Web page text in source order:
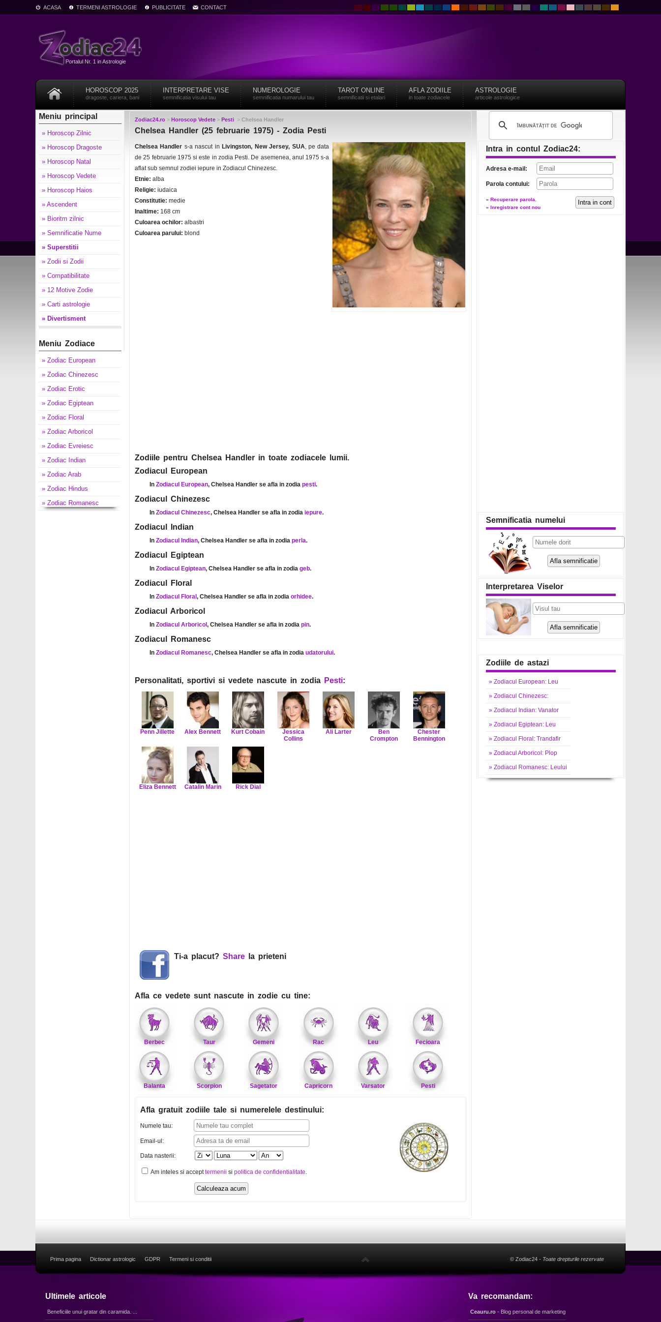
ACASA TERMENI ASTROLOGIE PUBLICITATE CONTACT
Portalul Nr. 1 in Astrologie
HOROSCOP 2025
dragoste, cariera, bani
INTERPRETARE VISE
semnificatia visului tau
NUMEROLOGIE
semnificatia numarului tau
TAROT ONLINE
semnificatii si etalari
AFLA ZODIILE
in toate zodiacele
ASTROLOGIE
articole astrologice
Meniu principal
» Horoscop Zilnic
» Horoscop Dragoste
» Horoscop Natal
» Horoscop Vedete
» Horoscop Haios
» Ascendent
» Bioritm zilnic
» Semnificatie Nume
» Superstitii
» Zodii si Zodii
» Compatibilitate
» 12 Motive Zodie
» Carti astrologie
» Divertisment
Meniu Zodiace
» Zodiac European
» Zodiac Chinezesc
» Zodiac Erotic
» Zodiac Egiptean
» Zodiac Floral
» Zodiac Arboricol
» Zodiac Evreiesc
» Zodiac Indian
» Zodiac Arab
» Zodiac Hindus
» Zodiac Romanesc
Zodiac24.ro > Horoscop Vedete > Pesti > Chelsea Handler
Chelsea Handler (25 februarie 1975) - Zodia Pesti
Chelsea Handler s-a nascut in Livingston, New Jersey, SUA, pe data
de 25 februarie 1975 si este in zodia Pesti. De asemenea, anul 1975 s-a
aflat sub semnul zodiei iepure in Zodiacul Chinezesc.
Etnie: alba
Religie: iudaica
Constitutie: medie
Inaltime: 168 cm
Culoarea ochilor: albastri
Culoarea parului: blond
Zodiile pentru Chelsea Handler in toate zodiacele lumii.
Zodiacul European
In Zodiacul European, Chelsea Handler se afla in zodia pesti.
Zodiacul Chinezesc
In Zodiacul Chinezesc, Chelsea Handler se afla in zodia iepure.
Zodiacul Indian
In Zodiacul Indian, Chelsea Handler se afla in zodia perla.
Zodiacul Egiptean
In Zodiacul Egiptean, Chelsea Handler se afla in zodia geb.
Zodiacul Floral
In Zodiacul Floral , Chelsea Handler se afla in zodia orhidee.
Zodiacul Arboricol
In Zodiacul Arboricol , Chelsea Handler se afla in zodia pin.
Zodiacul Romanesc
In Zodiacul Romanesc, Chelsea Handler se afla in zodia udatorului.
Personalitati, sportivi si vedete nascute in zodia Pesti:
Penn Jillette Alex Bennett Kurt Cobain
Jessica
Collins
Ali Larter
Ben
Crompton
Chester
Bennington
Eliza Bennett Catalin Marin Rick Dial
Ti-a placut? Share la prieteni
Afla ce vedete sunt nascute in zodie cu tine:
Berbec Taur Gemeni Rac Leu Fecioara
Balanta Scorpion Sagetator Capricorn Varsator Pesti
Afla gratuit zodiile tale si numerelele destinului:
Numele tau:
Email-ul:
Data nasterii:
Am inteles si accepttermenii si politica de confidentialitate.
Intra in contul Zodiac24:
Adresa e-mail:
Parola contului:
» Recuperare parola.
» Inregistrare cont nou
Semnificatia numelui
Interpretarea Viselor
Zodiile de astazi
» Zodiacul European: Leu
» Zodiacul Chinezesc:
» Zodiacul Indian: Vanator
» Zodiacul Egiptean: Leu
» Zodiacul Floral: Trandafir
» Zodiacul Arboricol: Plop
» Zodiacul Romanesc: Leului
Prima pagina Dictionar astrologic GDPR Termeni si conditii © Zodiac24 - Toate drepturile rezervate
Ultimele articole
Beneficiile unui gratar din caramida. ...
Va recomandam:
Ceauru.ro - Blog personal de marketing